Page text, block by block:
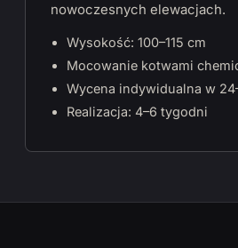
nowoczesnych elewacjach.
Wysokość: 100–115 cm
Mocowanie kotwami
Wycena indywidualna w
Realizacja: 4–6 tygodni